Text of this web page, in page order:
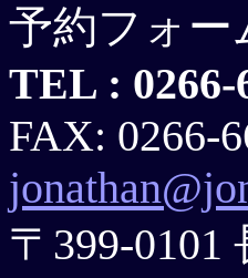
予約フォー
TEL :
FAX: 0266-
〒399-